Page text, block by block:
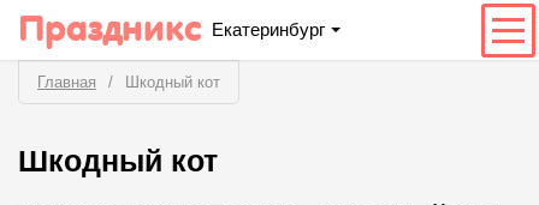
Праздникс Екатеринбург
Главная Шкодный кот
Шкодный кот